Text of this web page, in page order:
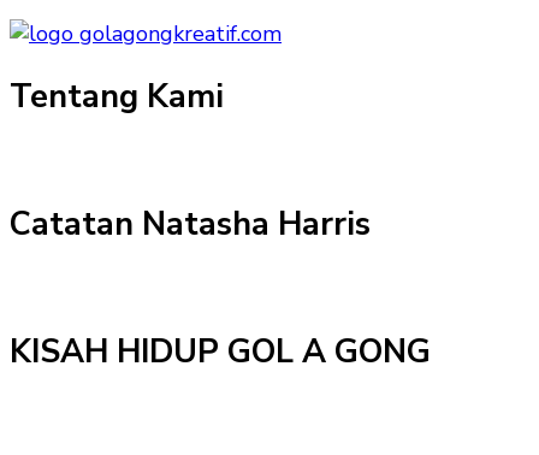
Tentang Kami
Catatan Natasha Harris
KISAH HIDUP GOL A GONG